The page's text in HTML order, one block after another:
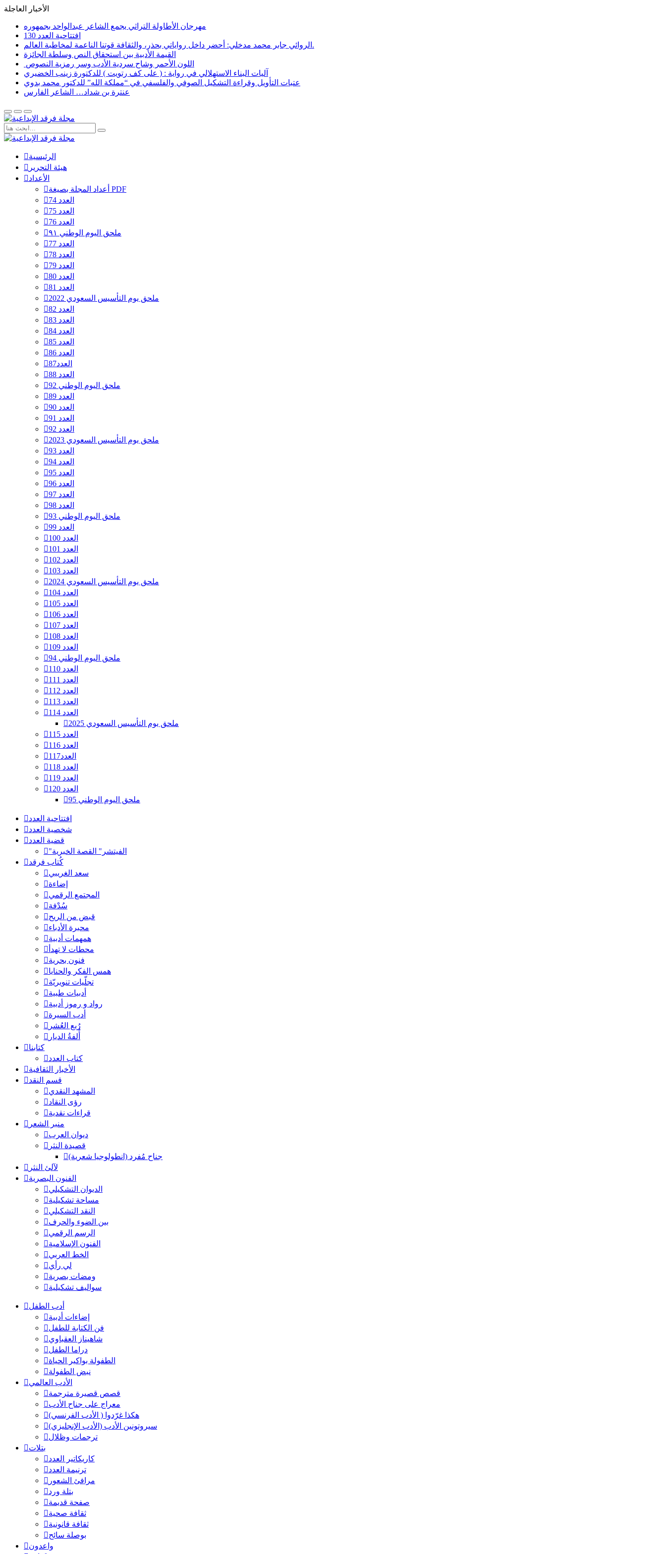
الأخبار العاجلة
مهرجان الأطاولة التراثي يجمع الشاعر عبدالواحد بجمهوره
افتتاحية العدد 130
الروائي جابر محمد مدخلي: أحضر داخل رواياتي بحذر، والثقافة قوتنا الناعمة لمخاطبة العالم.
القيمة الأدبية بين استحقاق النص وسلطة الجائزة
​ اللون الأحمر وشاح سردية الأدب وسر رمزية النصوص
آليات البناء الاستهلالي في رواية : ( على كف رتويت ) للدكتورة زينب الخضيري
عتبات التأويل وقراءة التشكيل الصوفي والفلسفي في “مملكة الله” للدكتور محمد بدوي
عنترة بن شداد… الشاعر الفارس
الرئيسية
هيئة التحرير
الأعداد
أعداد المجلة بصيغة PDF
العدد 74
العدد 75
العدد 76
ملحق اليوم الوطني ٩١
العدد 77
العدد 78
العدد 79
العدد 80
العدد 81
ملحق يوم التأسيس السعودي 2022
العدد 82
العدد 83
العدد 84
العدد 85
العدد 86
العدد87
العدد 88
ملحق اليوم الوطني 92
العدد 89
العدد 90
العدد 91
العدد 92
ملحق يوم التأسيس السعودي 2023
العدد 93
العدد 94
العدد 95
العدد 96
العدد 97
العدد 98
ملحق اليوم الوطني 93
العدد 99
العدد 100
العدد 101
العدد 102
العدد 103
ملحق يوم التأسيس السعودي 2024
العدد 104
العدد 105
العدد 106
العدد 107
العدد 108
العدد 109
ملحق اليوم الوطني 94
العدد 110
العدد 111
العدد 112
العدد 113
العدد 114
ملحق يوم التأسيس السعودي 2025
العدد 115
العدد 116
العدد117
العدد 118
العدد 119
العدد 120
ملحق اليوم الوطني 95
افتتاحية العدد
شخصية العدد
قضية العدد
"الفيتشر" القصة الخبرية
كُتاب فرقد
سعد الغريبي
إضاءة
المجتمع الرقمي
سُدْفة
قبض من الريح
محبرة الأدباء
همهمات أدبية
محطات لا تهدأ
فنون بحرية
همس الفكر والحنايا
تجلّيات تنويريّة
أدبيات طبية
رواد و رموز أدبية
أدب السيرة
رُبع العُشر
أُلفةُ الديار
كتابنا
كتاب العدد
الأخبار الثقافية
قسم النقد
المشهد النقدي
رؤى النقاد
قراءات نقدية
منبر الشعر
ديوان العرب
قصيدة النثر
جناح مُفرد (انطولوجيا شعرية)
لآلئ النثر
الفنون البصرية
الديوان التشكيلي
مساحة تشكيلية
النقد التشكيلي
بين الضوء والحرف
الرسم الرقمي
الفنون الإسلامية
الخط العربي
لي رأي
ومضات بصرية
سواليف تشكيلية
أدب الطفل
إضاءات أدبية
فن الكتابة للطفل
شاهيناز العقباوي
دراما الطفل
الطفولة بواكير الحياة
نبض الطفولة
الأدب العالمي
قصص قصيرة مترجمة
معراج على جناح الأدب
هكذا غرّدوا ( الأدب الفرنسي)
سيروتونين الأدب (الأدب الإنجليزي)
ترجمات وظلال
بتلات
كاريكاتير العدد
ترنيمة العدد
مرافئ الشعور
بتلة ورد
صفحة قديمة
ثقافة صحية
ثقافة قانونية
بوصلة سائح
واعدون